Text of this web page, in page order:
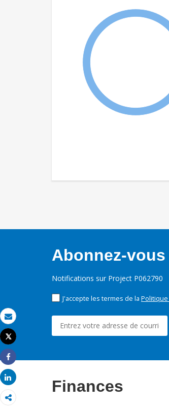
Email
Imprimer
Tweet
Share
Share
Abonnez-
Notifications sur Project P062790
J'accepte les termes de la
Finances